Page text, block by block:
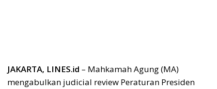
JAKARTA, LINES.id – Mahkamah Agung (MA)
mengabulkan judicial review Peraturan Presiden